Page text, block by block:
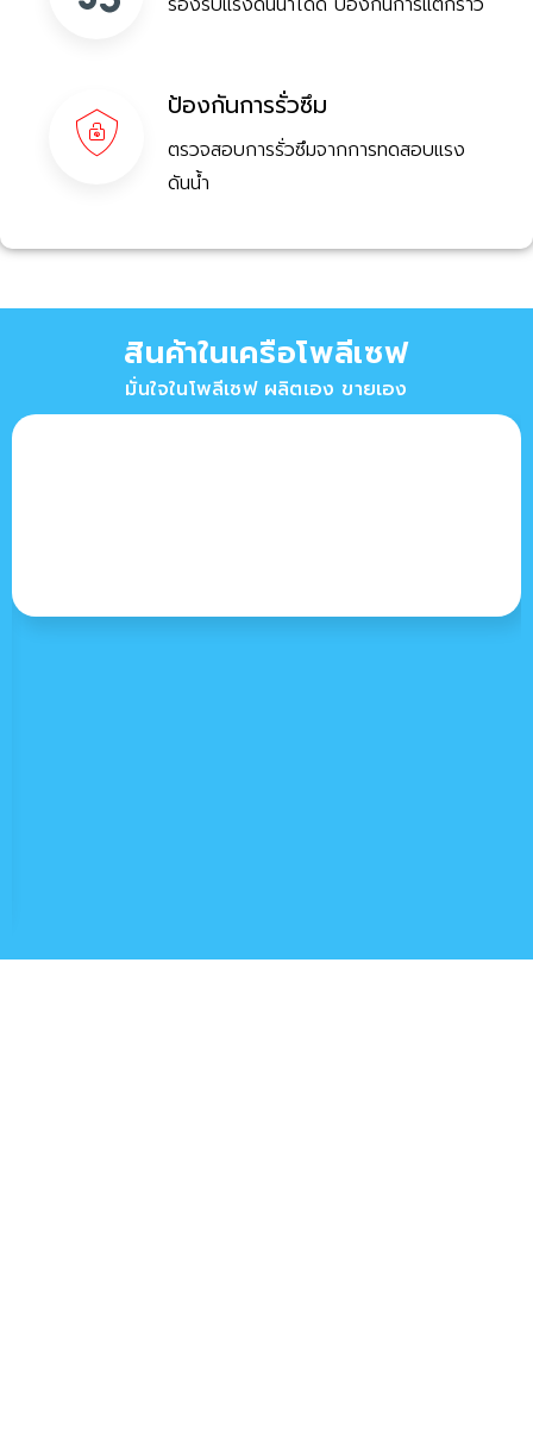
ป้องกันการรั่วซึม
ตรวจสอบการรั่วซึมจากการทดสอบแรง
ดันน้ำ
สินค้าในเครือโพลีเซฟ
มั่นใจในโพลีเซฟ ผลิตเอง ขายเอง